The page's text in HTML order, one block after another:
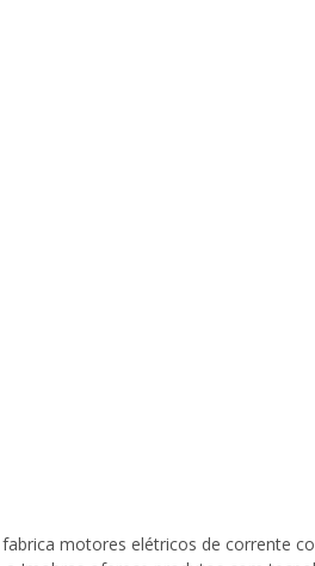
motores elétricos de corrente